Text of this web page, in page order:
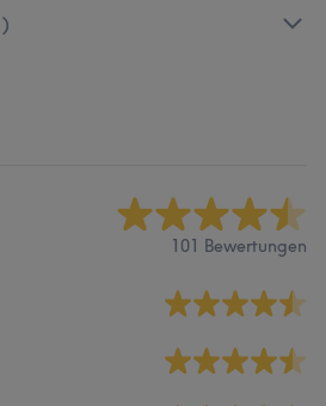
)
101 Bewertungen